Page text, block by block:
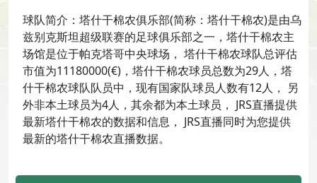
球队简介：塔什干棉农俱乐部(简称：塔什干棉农)是由乌
兹别克斯坦超级联赛的足球俱乐部之一，塔什干棉农主
场馆是位于帕克塔哥中央球场， 塔什干棉农球队总评估
市值为11180000(€)，塔什干棉农球员总数为29人，塔
什干棉农球队队员中，现有国家队球员人数有12人， 另
外非本土球员为4人，其余都为本土球员， JRS直播提供
最新塔什干棉农的数据和信息， JRS直播同时为您提供
最新的塔什干棉农直播数据。